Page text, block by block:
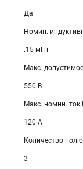
Да
Номин.
.15 мГн
Макс.
550 В
Макс. номин. ток
120 А
Количество
3